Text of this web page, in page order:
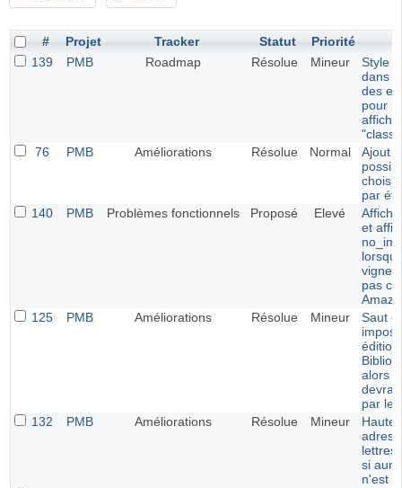
# Projet Tracker Statut Priorité
139
PMB Roadmap Résolue Mineur
Style
dans
des
pour
76
PMB Améliorations Résolue Normal
Ajout
choisir
par
140
PMB Problèmes fonctionnels Proposé Elevé
et
pas
125
PMB Améliorations Résolue Mineur
Saut
alors
par le
132
PMB Améliorations Résolue Mineur
lettres
si
n'est